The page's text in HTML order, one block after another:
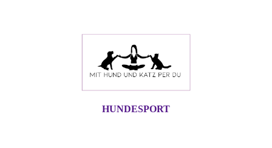
HUNDESPORT